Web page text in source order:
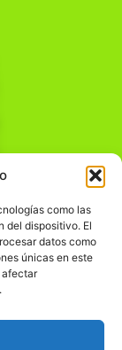
como las
del dispositivo. El
datos como
únicas en este
afectar